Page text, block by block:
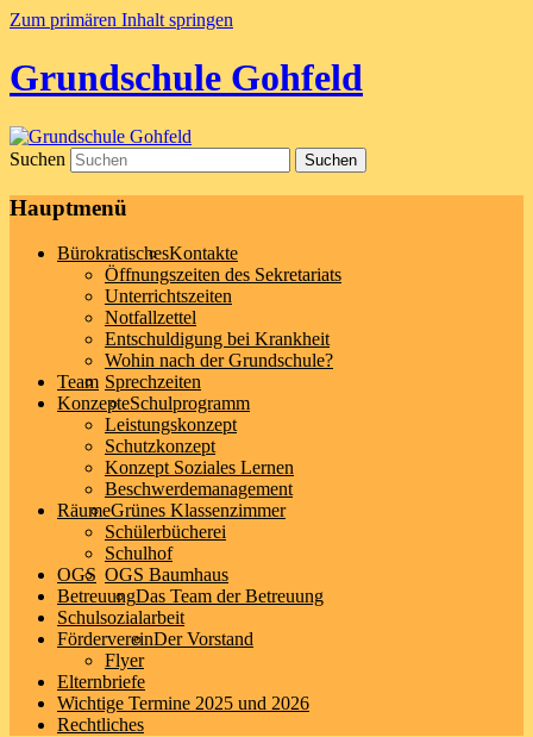
Zum primären Inhalt springen
Grundschule Gohfeld
Suchen
Hauptmenü
BürokratischesKontakte
Öffnungszeiten des Sekretariats
Unterrichtszeiten
Notfallzettel
Entschuldigung bei Krankheit
Wohin nach der Grundschule?
Team Sprechzeiten
KonzepteSchulprogramm
Leistungskonzept
Schutzkonzept
Konzept Soziales Lernen
Beschwerdemanagement
RäumeGrünes Klassenzimmer
Schülerbücherei
Schulhof
OGS OGS Baumhaus
BetreuungDas Team der Betreuung
Schulsozialarbeit
FördervereinDer Vorstand
Flyer
Elternbriefe
Wichtige Termine 2025 und 2026
Rechtliches